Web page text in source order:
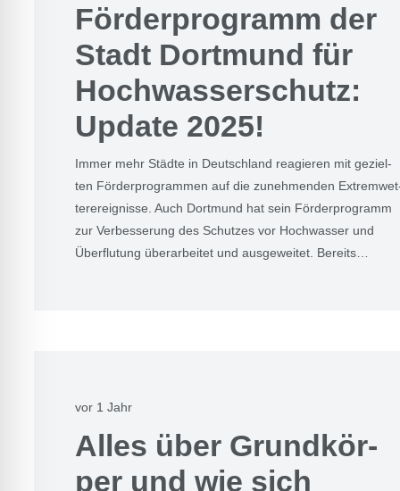
För­der­pro­gramm der
Stadt Dort­mund für
Hoch­was­ser­schutz:
Update 2025!
Immer mehr Städ­te in Deutsch­land reagie­ren mit geziel­
ten För­der­pro­gram­men auf die zuneh­men­den
ter­er­eig­nis­se. Auch Dort­mund hat sein För­der­pro­gramm
zur Ver­bes­se­rung des Schut­zes vor Hoch­was­ser und
Über­flu­tung über­ar­bei­tet und aus­ge­wei­tet. Bereits…
vor 1 Jahr
Alles über Grund­kör­
per und wie sich